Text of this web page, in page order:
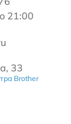
21:00
33
Brother